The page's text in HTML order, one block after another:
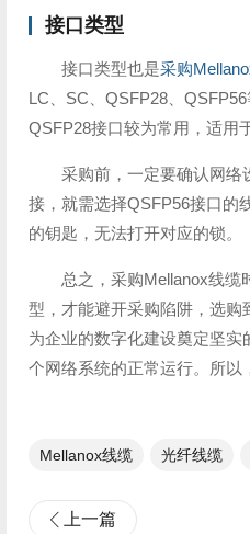
接口类型
接口类型也是采购
LC、SC、QSFP28、
QSFP28接口较为常用，适用
采购前，一定要确认网络
接，就需选择QSFP56接口的
的钥匙，无法打开对应的锁。
总之，采购Mellanox线
型，才能避开采购陷阱，选购
为企业的数字化建设奠定坚
个网络系统的正常运行。所以
Mellanox线缆 光纤线缆​
上一篇